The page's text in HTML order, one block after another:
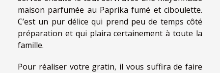
maison parfumée au Paprika fumé et ciboulette.
C’est un pur délice qui prend peu de temps côté
préparation et qui plaira certainement à toute la
famille.
Pour réaliser votre gratin, il vous suffira de faire